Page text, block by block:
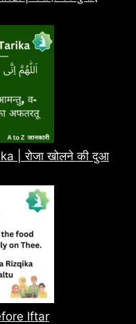
| रोजा खोलने की दुआ
Iftar